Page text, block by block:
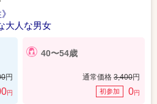
大人な男女
円
円
40〜54歳
通常価格 3,400円
初参加 0円